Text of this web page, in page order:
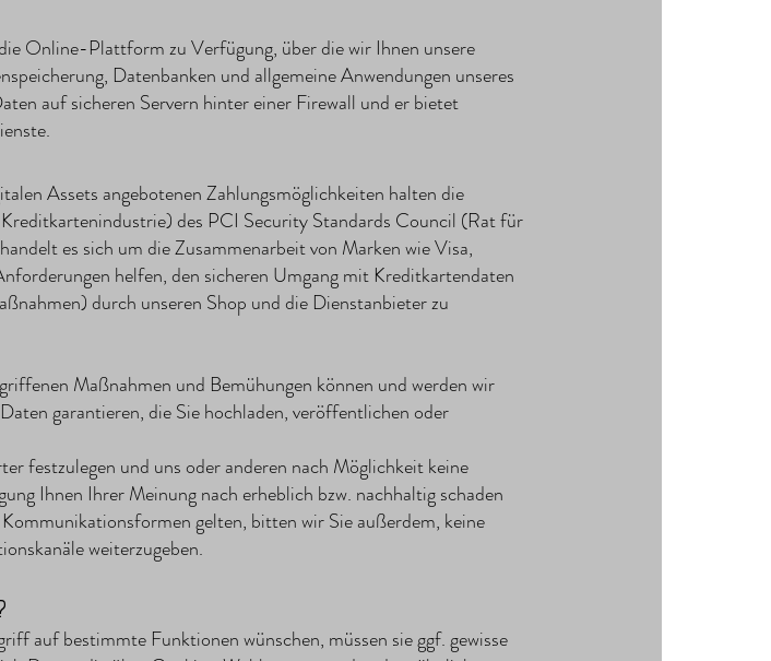
Online-Plattform zu Verfügung, über die wir Ihnen unsere
Datenbanken und allgemeine Anwendungen unseres
auf sicheren Servern hinter einer Firewall und er bietet
Assets angebotenen Zahlungsmöglichkeiten halten die
des PCI Security Standards Council (Rat für
es sich um die Zusammenarbeit von Marken wie Visa,
helfen, den sicheren Umgang mit Kreditkartendaten
durch unseren Shop und die Dienstanbieter zu
Maßnahmen und Bemühungen können und werden wir
garantieren, die Sie hochladen, veröffentlichen oder
festzulegen und uns oder anderen nach Möglichkeit keine
Ihnen Ihrer Meinung nach erheblich bzw. nachhaltig schaden
gelten, bitten wir Sie außerdem, keine
weiterzugeben.
auf bestimmte Funktionen wünschen, müssen sie ggf. gewisse